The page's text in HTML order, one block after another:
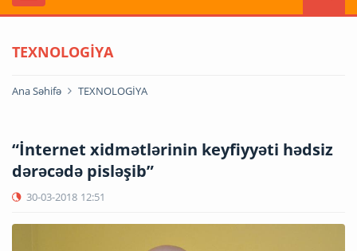
TEXNOLOGİYA
Ana Səhifə TEXNOLOGİYA
“İnternet xidmətlərinin keyfiyyəti hədsiz
dərəcədə pisləşib”
30-03-2018 12:51